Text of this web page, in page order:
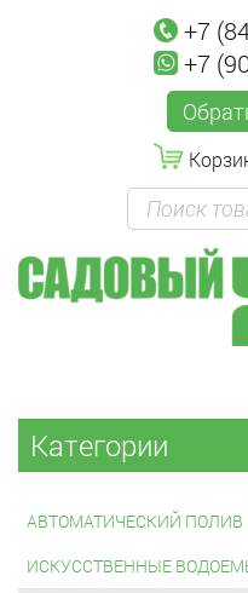
+7
+7
Категории
АВТОМАТИЧЕСКИЙ ПОЛИВ
ИСКУССТВЕННЫЕ